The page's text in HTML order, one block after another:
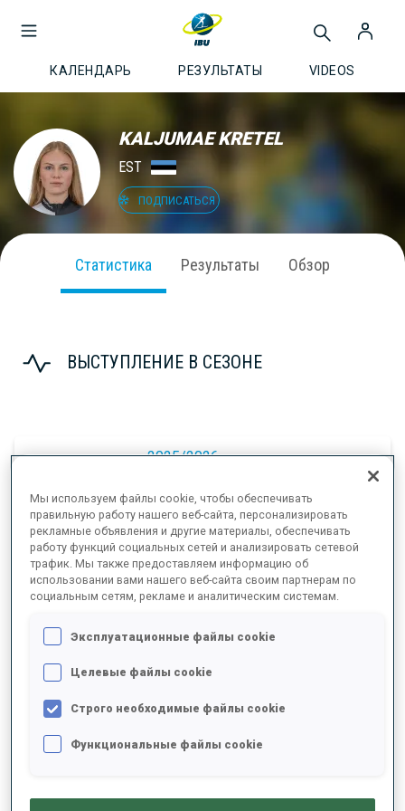
КАЛЕНДАРЬ РЕЗУЛЬТАТЫ VIDEOS
KALJUMAE KRETEL
EST
ПОДПИСАТЬСЯ
Статистика Результаты Обзор
ВЫСТУПЛЕНИЕ В СЕЗОНЕ
2025/2026
РЕЗУЛЬТАТЫ - СРЕДНЕЕ ЗНАЧЕНИЕ
ЛЫЖНЫЙ ХОД - ОТСТАВАНИЕ ОТ ЛИДЕРА +29 s/km
Данных нет
СТРЕЛЬБА СТОЯ
Данных нет
Мы используем файлы cookie, чтобы обеспечивать
правильную работу нашего веб-сайта, персонализировать
рекламные объявления и другие материалы, обеспечивать
работу функций социальных сетей и анализировать сетевой
трафик. Мы также предоставляем информацию об
использовании вами нашего веб-сайта своим партнерам по
социальным сетям, рекламе и аналитическим системам.
Эксплуатационные файлы cookie
Целевые файлы cookie
Строго необходимые файлы cookie
Функциональные файлы cookie